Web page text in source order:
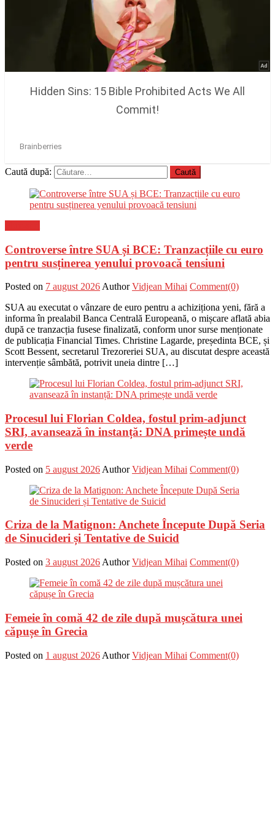
Caută după:
Controverse între SUA și BCE: Tranzacțiile cu euro
pentru susținerea yenului provoacă tensiuni
Posted on 7 august 2026 Author Vidjean Mihai Comment(0)
SUA au executat o vânzare de euro pentru a achiziționa yeni, fără a
informa în prealabil Banca Centrală Europeană, o mișcare aflată abia
după ce tranzacția fusese finalizată, conform unor surse menționate
de publicația Financial Times. Christine Lagarde, președinta BCE, și
Scott Bessent, secretarul Trezoreriei SUA, au discutat despre această
intervenție sâmbătă, potrivit uneia dintre […]
Procesul lui Florian Coldea, fostul prim-adjunct
SRI, avansează în instanță: DNA primește undă
verde
Posted on 5 august 2026 Author Vidjean Mihai Comment(0)
Criza de la Matignon: Anchete Începute După Seria
de Sinucideri și Tentative de Suicid
Posted on 3 august 2026 Author Vidjean Mihai Comment(0)
Femeie în comă 42 de zile după mușcătura unei
căpușe în Grecia
Posted on 1 august 2026 Author Vidjean Mihai Comment(0)